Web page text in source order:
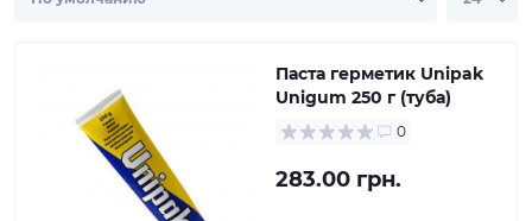
Паста герметик Unipak
Unigum 250 г (туба)
0
283.00 грн.